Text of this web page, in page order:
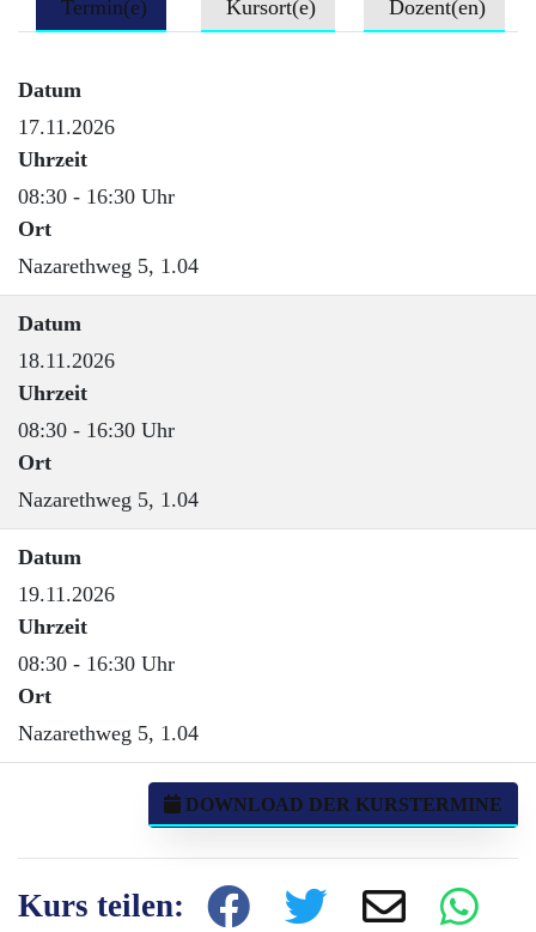
Termin(e) Kursort(e) Dozent(en)
Datum
17.11.2026
Uhrzeit
08:30 - 16:30 Uhr
Ort
Nazarethweg 5, 1.04
Datum
18.11.2026
Uhrzeit
08:30 - 16:30 Uhr
Ort
Nazarethweg 5, 1.04
Datum
19.11.2026
Uhrzeit
08:30 - 16:30 Uhr
Ort
Nazarethweg 5, 1.04
DOWNLOAD DER KURSTERMINE
Kurs teilen: